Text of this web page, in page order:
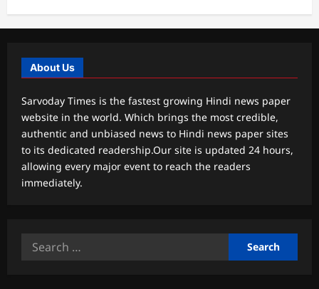
About Us
Sarvoday Times is the fastest growing Hindi news paper
website in the world. Which brings the most credible,
authentic and unbiased news to Hindi news paper sites
to its dedicated readership.Our site is updated 24 hours,
allowing every major event to reach the readers
immediately.
Search